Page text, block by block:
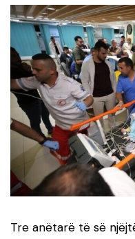
Tre anëtarë të së